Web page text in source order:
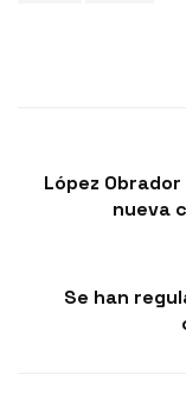
López
nueva
Se han